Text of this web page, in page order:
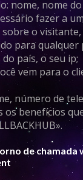
nome, nome
fazer a
o visitante,
para qualquer
do país, o seu ip;
vem para o
número de
os benefícios
de chamada